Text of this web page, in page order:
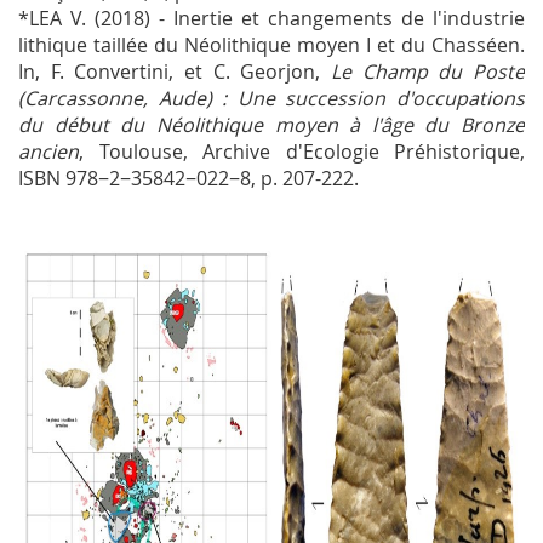
*LEA V. (2018) - Inertie et changements de l'industrie
lithique taillée du Néolithique moyen I et du Chasséen.
In, F. Convertini, et C. Georjon, Le Champ du Poste
(Carcassonne, Aude) : Une succession d'occupations
du début du Néolithique moyen à l'âge du Bronze
ancien, Toulouse, Archive d'Ecologie Préhistorique,
ISBN 978−2−35842−022−8, p. 207-222.